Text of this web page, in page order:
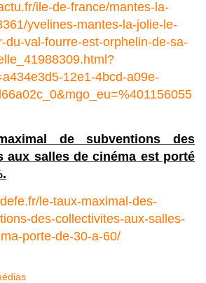
ile-de-france/mantes-la-
yvelines-mantes-la-jolie-le-
du-val-fourre-est-orphelin-de-sa-
12e1-4bcd-a09e-
de subventions des
aux salles de cinéma est porté
le-taux-maximal-des-
des-collectivites-aux-salles-
porte-de-30-a-60/